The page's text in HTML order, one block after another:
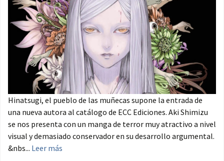
Hinatsugi, el pueblo de las muñecas supone la entrada de
una nueva autora al catálogo de ECC Ediciones. Aki Shimizu
se nos presenta con un manga de terror muy atractivo a nivel
visual y demasiado conservador en su desarrollo argumental.
&nbs... Leer más